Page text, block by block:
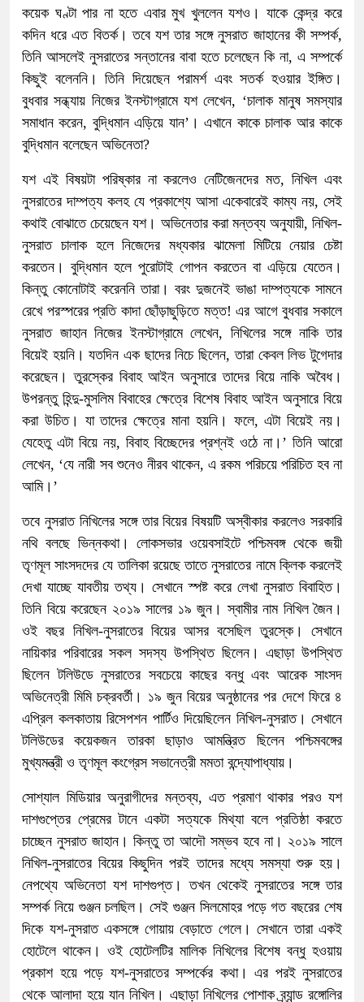
কয়েক ঘণ্টা পার না হতে এবার মুখ খুললেন যশও। যাকে কেন্দ্র করে
কদিন ধরে এত বিতর্ক। তবে যশ তার সঙ্গে নুসরাত জাহানের কী সম্পর্ক,
তিনি আসলেই নুসরাতের সন্তানের বাবা হতে চলেছেন কি না, এ সম্পর্কে
কিছুই বলেননি। তিনি দিয়েছেন পরামর্শ এবং সতর্ক হওয়ার ইঙ্গিত।
বুধবার সন্ধ্যায় নিজের ইনস্টাগ্রামে যশ লেখেন, ‘চালাক মানুষ সমস্যার
সমাধান করেন, বুদ্ধিমান এড়িয়ে যান’। এখানে কাকে চালাক আর কাকে
বুদ্ধিমান বলেছেন অভিনেতা?
যশ এই বিষয়টা পরিষ্কার না করলেও নেটিজেনদের মত, নিখিল এবং
নুসরাতের দাম্পত্য কলহ যে প্রকাশ্যে আসা একেবারেই কাম্য নয়, সেই
কথাই বোঝাতে চেয়েছেন যশ। অভিনেতার করা মন্তব্য অনুযায়ী, নিখিল-
নুসরাত চালাক হলে নিজেদের মধ্যকার ঝামেলা মিটিয়ে নেয়ার চেষ্টা
করতেন। বুদ্ধিমান হলে পুরোটাই গোপন করতেন বা এড়িয়ে যেতেন।
কিন্তু কোনোটাই করেননি তারা। বরং দুজনেই ভাঙা দাম্পত্যকে সামনে
রেখে পরস্পরের প্রতি কাদা ছোঁড়াছুড়িতে মত্ত! এর আগে বুধবার সকালে
নুসরাত জাহান নিজের ইনস্টাগ্রামে লেখেন, নিখিলের সঙ্গে নাকি তার
বিয়েই হয়নি। যতদিন এক ছাদের নিচে ছিলেন, তারা কেবল লিভ টুগেদার
করেছেন। তুরস্কের বিবাহ আইন অনুসারে তাদের বিয়ে নাকি অবৈধ।
উপরন্তু হিন্দু-মুসলিম বিবাহের ক্ষেত্রে বিশেষ বিবাহ আইন অনুসারে বিয়ে
করা উচিত। যা তাদের ক্ষেত্রে মানা হয়নি। ফলে, এটা বিয়েই নয়।
যেহেতু এটা বিয়ে নয়, বিবাহ বিচ্ছেদের প্রশ্নই ওঠে না।’ তিনি আরো
লেখেন, ‘যে নারী সব শুনেও নীরব থাকেন, এ রকম পরিচয়ে পরিচিত হব না
আমি।’
তবে নুসরাত নিখিলের সঙ্গে তার বিয়ের বিষয়টি অস্বীকার করলেও সরকারি
নথি বলছে ভিন্নকথা। লোকসভার ওয়েবসাইটে পশ্চিমবঙ্গ থেকে জয়ী
তৃণমূল সাংসদদের যে তালিকা রয়েছে তাতে নুসরাতের নামে ক্লিক করলেই
দেখা যাচ্ছে যাবতীয় তথ্য। সেখানে স্পষ্ট করে লেখা নুসরাত বিবাহিত।
তিনি বিয়ে করেছেন ২০১৯ সালের ১৯ জুন। স্বামীর নাম নিখিল জৈন।
ওই বছর নিখিল-নুসরাতের বিয়ের আসর বসেছিল তুরস্কে। সেখানে
নায়িকার পরিবারের সকল সদস্য উপস্থিত ছিলেন। এছাড়া উপস্থিত
ছিলেন টলিউডে নুসরাতের সবচেয়ে কাছের বন্ধু এবং আরেক সাংসদ
অভিনেত্রী মিমি চক্রবর্তী। ১৯ জুন বিয়ের অনুষ্ঠানের পর দেশে ফিরে ৪
এপ্রিল কলকাতায় রিসেপশন পার্টিও দিয়েছিলেন নিখিল-নুসরাত। সেখানে
টলিউডের কয়েকজন তারকা ছাড়াও আমন্ত্রিত ছিলেন পশ্চিমবঙ্গের
মুখ্যমন্ত্রী ও তৃণমূল কংগ্রেস সভানেত্রী মমতা বন্দ্যোপাধ্যায়।
সোশ্যাল মিডিয়ার অনুরাগীদের মন্তব্য, এত প্রমাণ থাকার পরও যশ
দাশগুপ্তের প্রেমের টানে একটা সত্যকে মিথ্যা বলে প্রতিষ্ঠা করতে
চাচ্ছেন নুসরাত জাহান। কিন্তু তা আদৌ সম্ভব হবে না। ২০১৯ সালে
নিখিল-নুসরাতের বিয়ের কিছুদিন পরই তাদের মধ্যে সমস্যা শুরু হয়।
নেপথ্যে অভিনেতা যশ দাশগুপ্ত। তখন থেকেই নুসরাতের সঙ্গে তার
সম্পর্ক নিয়ে গুঞ্জন চলছিল। সেই গুঞ্জন সিলমোহর পড়ে গত বছরের শেষ
দিকে যশ-নুসরাত একসঙ্গে গোয়ায় বেড়াতে গেলে। সেখানে তারা একই
হোটেলে থাকেন। ওই হোটেলটির মালিক নিখিলের বিশেষ বন্ধু হওয়ায়
প্রকাশ হয়ে পড়ে যশ-নুসরাতের সম্পর্কের কথা। এর পরই নুসরাতের
থেকে আলাদা হয়ে যান নিখিল। এছাড়া নিখিলের পোশাক ব্র্যান্ড রঙ্গোলির